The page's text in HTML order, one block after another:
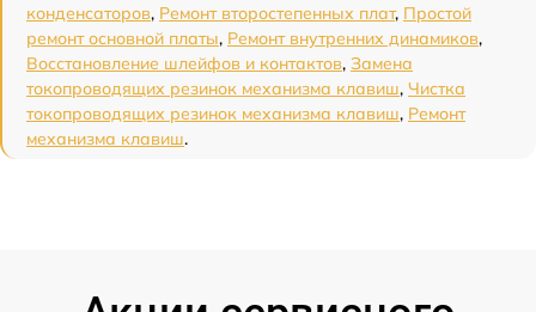
конденсаторов, Ремонт второстепенных плат, Простой
ремонт основной платы, Ремонт внутренних динамиков,
Восстановление шлейфов и контактов, Замена
токопроводящих резинок механизма клавиш, Чистка
токопроводящих резинок механизма клавиш, Ремонт
механизма клавиш.